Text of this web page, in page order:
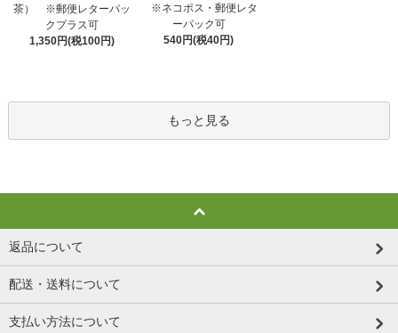
茶） ※郵便レターパッ
クプラス可
1,350円(税100円)
※ネコポス・郵便レタ
ーパック可
540円(税40円)
もっと見る
返品について
配送・送料について
支払い方法について